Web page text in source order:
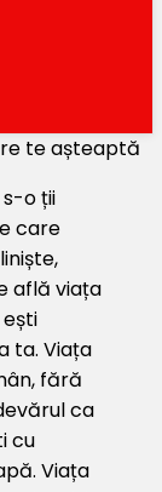
te așteaptă